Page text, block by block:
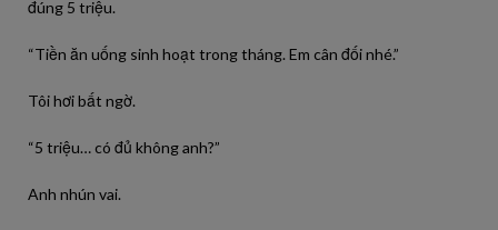
đúng 5 triệu.
“Tiền ăn uống sinh hoạt trong tháng. Em cân đối nhé.”
Tôi hơi bất ngờ.
“5 triệu… có đủ không anh?”
Anh nhún vai.